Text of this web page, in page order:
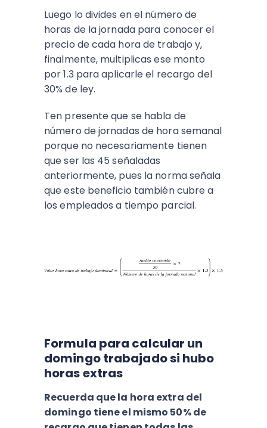
Luego lo divides en el número de
horas de la jornada para conocer el
precio de cada hora de trabajo y,
finalmente, multiplicas ese monto
por 1.3 para aplicarle el recargo del
30% de ley.
Ten presente que se habla de
número de jornadas de hora semanal
porque no necesariamente tienen
que ser las 45 señaladas
anteriormente, pues la norma señala
que este beneficio también cubre a
los empleados a tiempo parcial.
Formula para calcular un
domingo trabajado si hubo
horas extras
Recuerda que la hora extra del
domingo tiene el mismo 50% de